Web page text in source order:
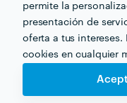
permite la
presentación de
oferta a tus intereses.
cookies en cualquier
PORTFOLIO